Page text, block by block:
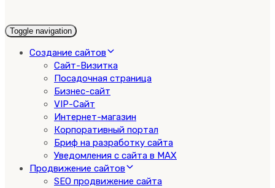
Toggle navigation
Создание сайтов
Сайт-Визитка
Посадочная страница
Бизнес-сайт
VIP-Сайт
Интернет-магазин
Корпоративный портал
Бриф на разработку сайта
Уведомления с сайта в MAX
Продвижение сайтов
SEO продвижение сайта